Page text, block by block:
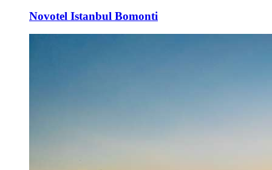
Novotel Istanbul Bomonti